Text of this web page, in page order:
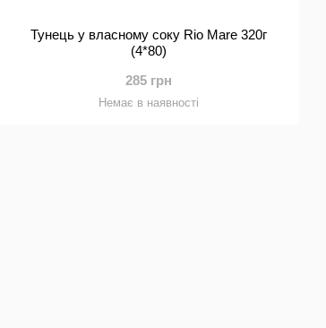
Тунець у власному соку Rio Mare 320г
(4*80)
285 грн
Немає в наявності